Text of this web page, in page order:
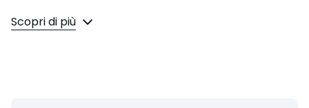
Le patte danno un'ondulazione regolare alla tenda e una
aplomb dritto impeccabile.
Scopri di più